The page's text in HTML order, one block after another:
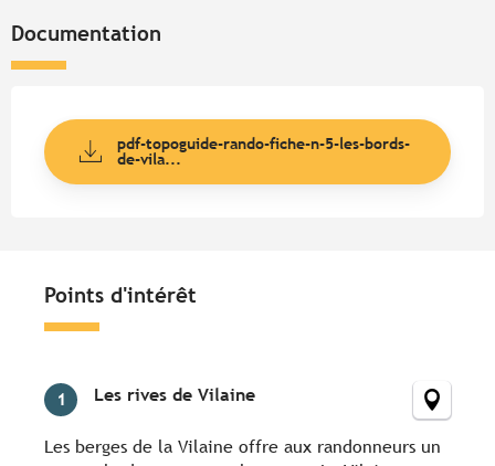
Documentation
pdf-topoguide-rando-fiche-n-5-les-bords-
de-vila...
Points d'intérêt
1 Les rives de Vilaine
Les berges de la Vilaine offre aux randonneurs un